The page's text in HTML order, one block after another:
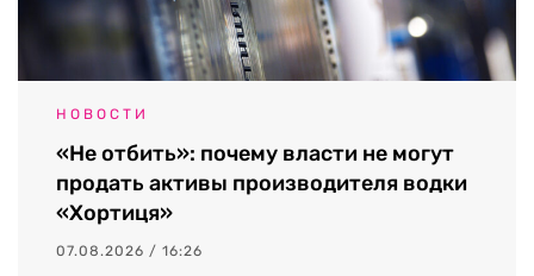
НОВОСТИ
«Не отбить»: почему власти не могут
продать активы производителя водки
«Хортиця»
07.08.2026 / 16:26